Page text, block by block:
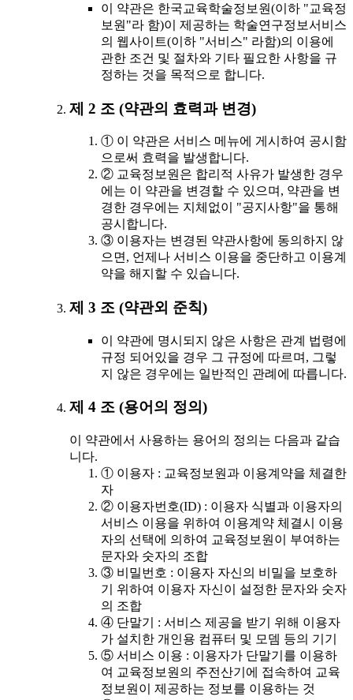
이 약관은 한국교육학술정보원(이하 "교육정
보원"라 함)이 제공하는 학술연구정보서비스
의 웹사이트(이하 "서비스" 라함)의 이용에
관한 조건 및 절차와 기타 필요한 사항을 규
정하는 것을 목적으로 합니다.
제 2 조 (약관의 효력과 변경)
① 이 약관은 서비스 메뉴에 게시하여 공시함
으로써 효력을 발생합니다.
② 교육정보원은 합리적 사유가 발생한 경우
에는 이 약관을 변경할 수 있으며, 약관을 변
경한 경우에는 지체없이 "공지사항"을 통해
공시합니다.
③ 이용자는 변경된 약관사항에 동의하지 않
으면, 언제나 서비스 이용을 중단하고 이용계
약을 해지할 수 있습니다.
제 3 조 (약관외 준칙)
이 약관에 명시되지 않은 사항은 관계 법령에
규정 되어있을 경우 그 규정에 따르며, 그렇
지 않은 경우에는 일반적인 관례에 따릅니다.
제 4 조 (용어의 정의)
이 약관에서 사용하는 용어의 정의는 다음과 같습
니다.
① 이용자 : 교육정보원과 이용계약을 체결한
자
② 이용자번호(ID) : 이용자 식별과 이용자의
서비스 이용을 위하여 이용계약 체결시 이용
자의 선택에 의하여 교육정보원이 부여하는
문자와 숫자의 조합
③ 비밀번호 : 이용자 자신의 비밀을 보호하
기 위하여 이용자 자신이 설정한 문자와 숫자
의 조합
④ 단말기 : 서비스 제공을 받기 위해 이용자
가 설치한 개인용 컴퓨터 및 모뎀 등의 기기
⑤ 서비스 이용 : 이용자가 단말기를 이용하
여 교육정보원의 주전산기에 접속하여 교육
정보원이 제공하는 정보를 이용하는 것